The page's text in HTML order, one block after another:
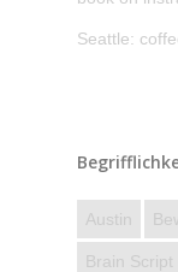
Seattle:
Austin
Brain Script